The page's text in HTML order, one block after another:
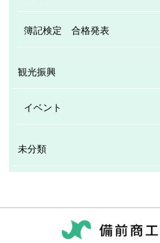
簿記検定 合格発表
観光振興
イベント
未分類